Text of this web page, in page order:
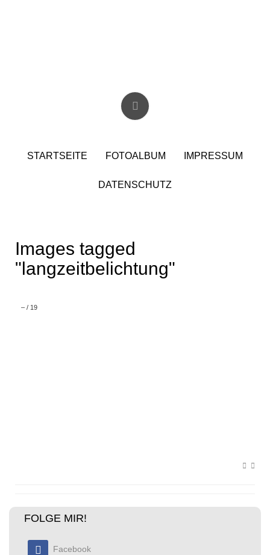
STARTSEITE FOTOALBUM IMPRESSUM
DATENSCHUTZ
Images tagged
"langzeitbelichtung"
– / 19
FOLGE MIR!
Facebook